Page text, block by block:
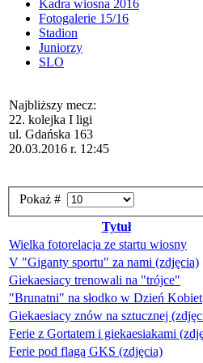
Kadra wiosna 2016
Fotogalerie 15/16
Stadion
Juniorzy
SLO
Najbliższy mecz:
22. kolejka I ligi
ul. Gdańska 163
20.03.2016 r. 12:45
Pokaż #
Tytuł
Wielka fotorelacja ze startu wiosny
V "Giganty sportu" za nami (zdjęcia)
Giekaesiacy trenowali na "trójce"
"Brunatni" na słodko w Dzień Kobiet
Giekaesiacy znów na sztucznej
Ferie z Gortatem i giekaesiakami
Ferie pod flagą GKS (zdjęcia)